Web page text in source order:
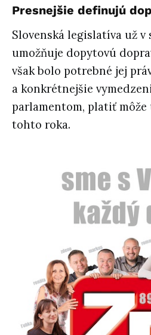
Presnejšie definujú
Slovenská legislatíva už v
umožňuje dopytovú
však bolo potrebné jej
a konkrétnejšie
parlamentom, platiť môže
tohto roka.